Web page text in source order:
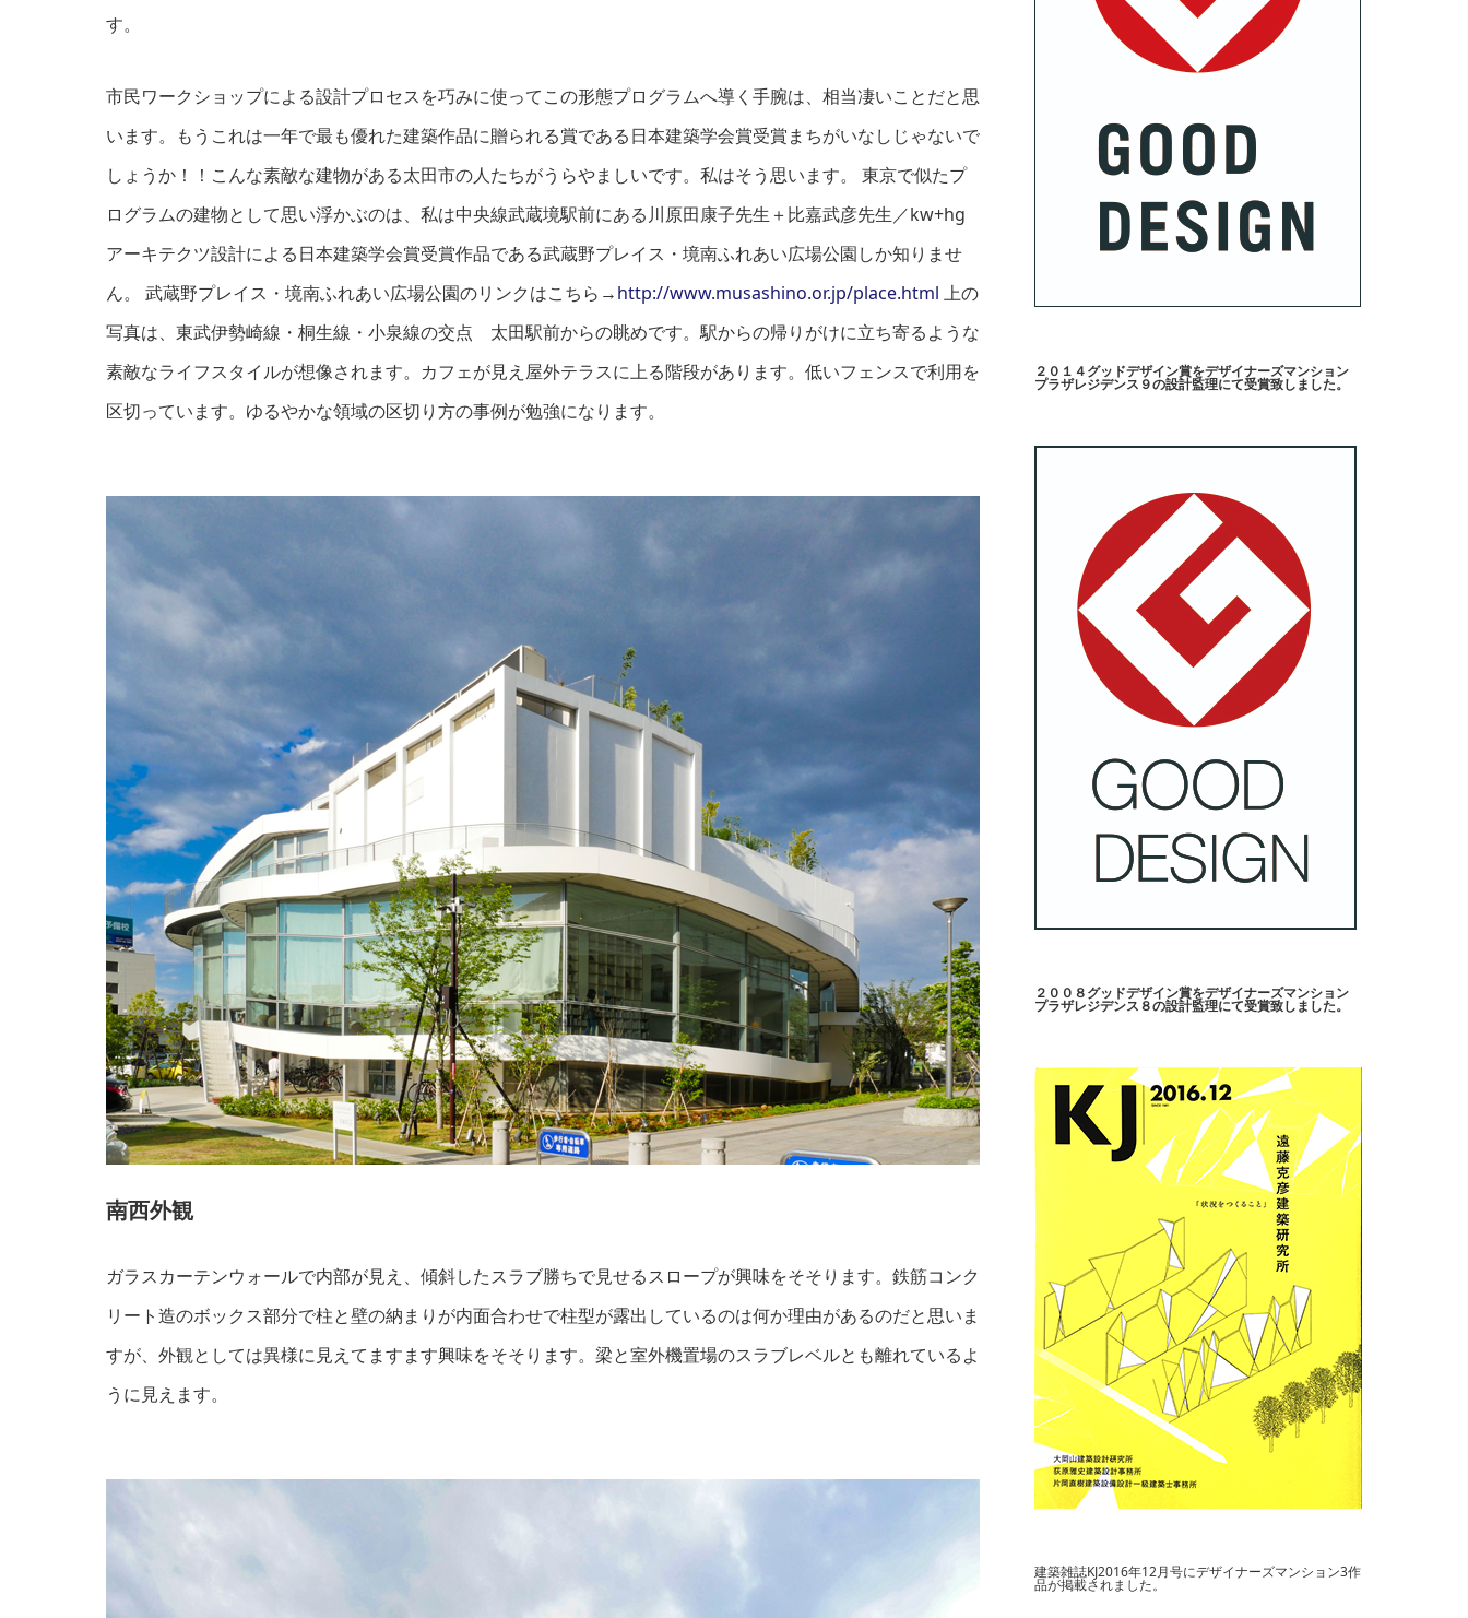
す。
市民ワークショップによる設計プロセスを巧みに使ってこの形態プログラムへ導く手腕は、相当凄いことだと思
います。もうこれは一年で最も優れた建築作品に贈られる賞である日本建築学会賞受賞まちがいなしじゃないで
しょうか！！こんな素敵な建物がある太田市の人たちがうらやましいです。私はそう思います。 東京で似たプ
ログラムの建物として思い浮かぶのは、私は中央線武蔵境駅前にある川原田康子先生＋比嘉武彦先生／kw+hg
アーキテクツ設計による日本建築学会賞受賞作品である武蔵野プレイス ・境南ふれあい広場公園しか知りませ
ん。 武蔵野プレイス ・境南ふれあい広場公園のリンクはこちら→http://www.musashino.or.jp/place.html 上の
写真は、東武伊勢崎線・桐生線・小泉線の交点 太田駅前からの眺めです。駅からの帰りがけに立ち寄るような
素敵なライフスタイルが想像されます。カフェが見え屋外テラスに上る階段があります。低いフェンスで利用を
区切っています。ゆるやかな領域の区切り方の事例が勉強になります。
南西外観
ガラスカーテンウォールで内部が見え、傾斜したスラブ勝ちで見せるスロープが興味をそそります。鉄筋コンク
リート造のボックス部分で柱と壁の納まりが内面合わせで柱型が露出しているのは何か理由があるのだと思いま
すが、外観としては異様に見えてますます興味をそそります。梁と室外機置場のスラブレベルとも離れているよ
うに見えます。
２０１４グッドデザイン賞をデザイナーズマンション
プラザレジデンス９の設計監理にて受賞致しました。
２００８グッドデザイン賞をデザイナーズマンション
プラザレジデンス８の設計監理にて受賞致しました。
建築雑誌KJ2016年12月号にデザイナーズマンション3作
品が掲載されました。